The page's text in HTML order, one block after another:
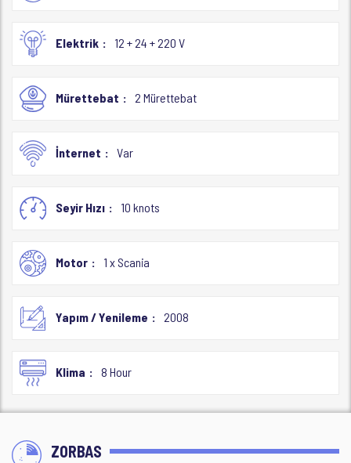
Elektrik 12 + 24 + 220 V
Mürettebat 2 Mürettebat
İnternet Var
Seyir Hızı 10 knots
Motor 1 x Scania
Yapım / Yenileme 2008
Klima 8 Hour
ZORBAS